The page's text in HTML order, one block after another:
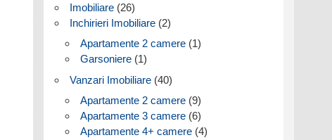
Imobiliare(26)
Inchirieri Imobiliare(2)
Apartamente 2 camere (1)
Garsoniere (1)
Vanzari Imobiliare(40)
Apartamente 2 camere (9)
Apartamente 3 camere (6)
Apartamente 4+ camere (4)